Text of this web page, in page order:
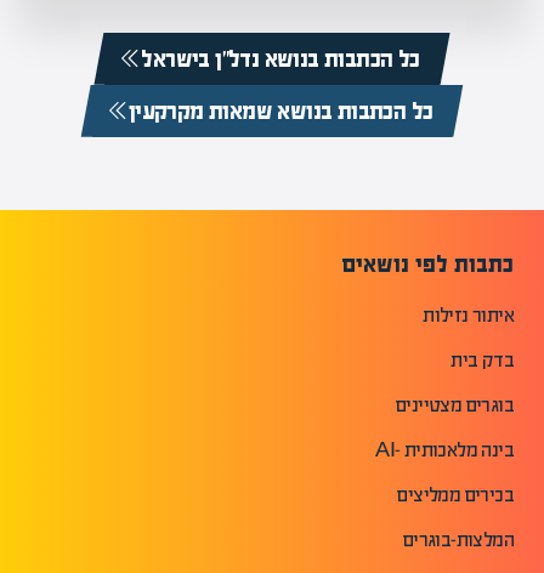
כל הכתבות בנושא נדל”ן בישראל
כל הכתבות בנושא שמאות מקרקעין
כתבות לפי נושאים
איתור נזילות
בדק בית
בוגרים מצטיינים
בינה מלאכותית -AI
בכירים ממליצים
המלצות-בוגרים